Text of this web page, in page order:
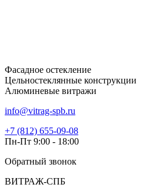
Фасадное остекление
Цельностеклянные конструкции
Алюминевые витражи
info@vitrag-spb.ru
+7 (812) 655-09-08
Пн-Пт 9:00 - 18:00
Обратный звонок
ВИТРАЖ-СПБ